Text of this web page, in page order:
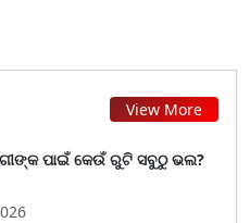
View More
ପାଇଁ କେଉଁ ରୁଟି ସବୁଠୁ ଭଲ?